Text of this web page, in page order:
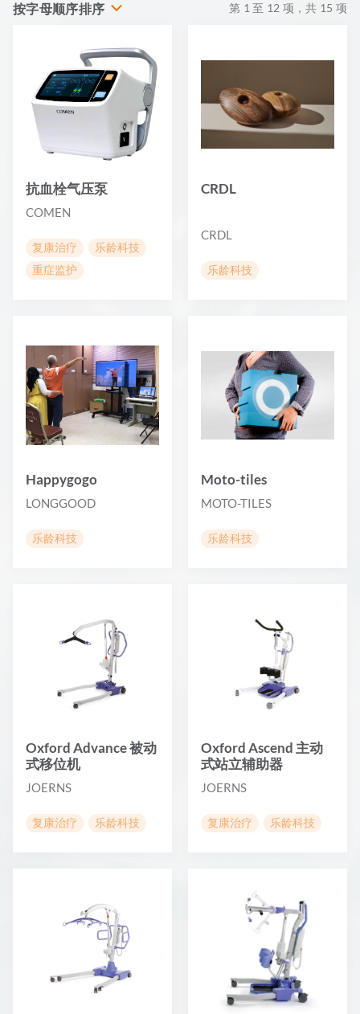
按字母顺序排序 第 1 至 12 项，共 15 项
抗血栓气压泵
COMEN
复康治疗
乐龄科技
重症监护
CRDL
CRDL
乐龄科技
Happygogo
LONGGOOD
乐龄科技
Moto-tiles
MOTO-TILES
乐龄科技
Oxford Advance 被动
式移位机
JOERNS
复康治疗 乐龄科技
Oxford Ascend 主动
式站立辅助器
JOERNS
复康治疗 乐龄科技